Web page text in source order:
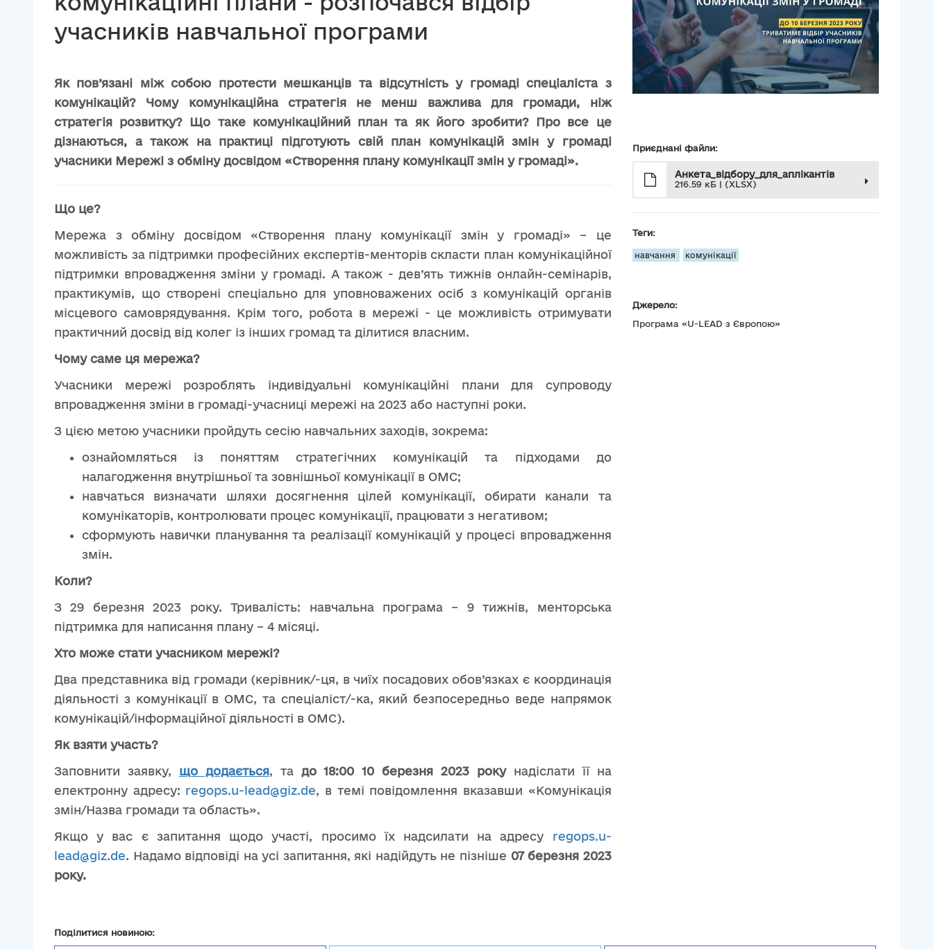
учасників навчальної програми
Як пов’язані між собою протести мешканців та відсутність у громаді спеціаліста з
комунікацій? Чому комунікаційна стратегія не менш важлива для громади, ніж
стратегія розвитку? Що таке комунікаційний план та як його зробити? Про все це
дізнаються, а також на практиці підготують свій план комунікацій змін у громаді
учасники Мережі з обміну досвідом «Створення плану комунікації змін у громаді».
Що це?
Мережа з обміну досвідом «Створення плану комунікації змін у громаді» – це
можливість за підтримки професійних експертів-менторів скласти план комунікаційної
підтримки впровадження зміни у громаді. А також - дев’ять тижнів онлайн-семінарів,
практикумів, що створені спеціально для уповноважених осіб з комунікацій органів
місцевого самоврядування. Крім того, робота в мережі - це можливість отримувати
практичний досвід від колег із інших громад та ділитися власним.
Чому саме ця мережа?
Учасники мережі розроблять індивідуальні комунікаційні плани для супроводу
впровадження зміни в громаді-учасниці мережі на 2023 або наступні роки.
З цією метою учасники пройдуть сесію навчальних заходів, зокрема:
ознайомляться із поняттям стратегічних комунікацій та підходами до
налагодження внутрішньої та зовнішньої комунікації в ОМС;
навчаться визначати шляхи досягнення цілей комунікації, обирати канали та
комунікаторів, контролювати процес комунікації, працювати з негативом;
сформують навички планування та реалізації комунікацій у процесі впровадження
змін.
Коли?
З 29 березня 2023 року. Тривалість: навчальна програма – 9 тижнів, менторська
підтримка для написання плану – 4 місяці.
Хто може стати учасником мережі?
Два представника від громади (керівник/-ця, в чиїх посадових обов’язках є координація
діяльності з комунікації в ОМС, та спеціаліст/-ка, який безпосередньо веде напрямок
комунікацій/інформаційної діяльності в ОМС).
Як взяти участь?
Заповнити заявку, що додається, тадо 18:00 10 березня 2023 рокунадіслати її на
електронну адресу: regops.u-lead@giz.de, в темі повідомлення вказавши «Комунікація
змін/Назва громади та область».
Якщо у вас є запитання щодо участі, просимо їх надсилати на адресу regops.u-
lead@giz.de. Надамо відповіді на усі запитання, які надійдуть не пізніше 07 березня 2023
року.
Приєднані файли:
Анкета_відбору_для_аплікантів
216.59 кБ | (XLSX)
Теги:
навчання комунікації
Джерело:
Програма «U-LEAD з Європою»
Поділитися новиною: